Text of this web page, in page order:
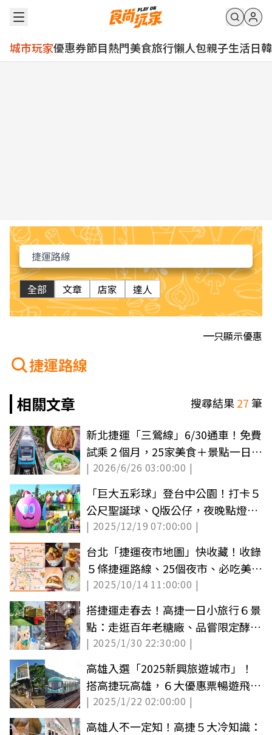
城市玩家優惠券節目熱門美食旅行懶人包親子生活日韓
全部 文章 店家 達人
只顯示優惠
捷運路線
相關文章
搜尋結果27筆
新北捷運「三鶯線」6/30通車！免費
試乘２個月，25家美食＋景點一日遊
地圖
| 2026/6/26 03:00:00 |
「巨大五彩球」登台中公園！打卡５
公尺聖誕球、Q版公仔，夜晚點燈更
吸睛
| 2025/12/19 07:00:00 |
台北「捷運夜市地圖」快收藏！收錄
５條捷運路線、25個夜市、必吃美食
全攻略
| 2025/10/14 11:00:00 |
搭捷運走春去！高捷一日小旅行６景
點：走逛百年老糖廠、品嘗限定酵母
冰
| 2025/1/30 22:30:00 |
高雄入選「2025新興旅遊城市」！
搭高捷玩高雄，６大優惠票暢遊飛行
劇院、駁二
| 2025/1/22 02:00:00 |
高雄人不一定知！高捷５大冷知識：